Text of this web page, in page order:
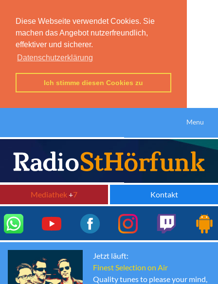
Diese Webseite verwendet Cookies. Sie
machen das Angebot nutzerfreundlich,
effektiver und sicherer.
Datenschutzerklärung
Ich stimme diesen Cookies zu
Menu
Mediathek+7 Kontakt
Jetzt läuft:
Finest Selection on Air
Quality tunes to please your mind,